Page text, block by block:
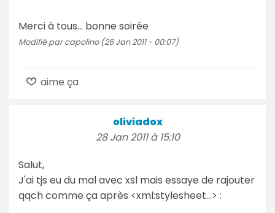
Merci à tous... bonne soirée
Modifié par capolino (26 Jan 2011 - 00:07)
aime ça
oliviadox
28 Jan 2011 à 15:10
Salut,
J'ai tjs eu du mal avec xsl mais essaye de rajouter
qqch comme ça après <xml:stylesheet...> :